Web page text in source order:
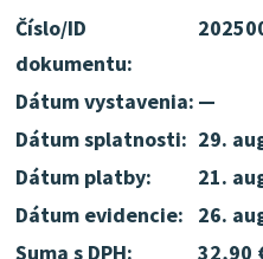
Číslo/ID
dokumentu:
Dátum vystavenia: —
Dátum splatnosti: 29.
Dátum platby:
21.
Dátum evidencie:
26.
Suma s DPH:
32,90